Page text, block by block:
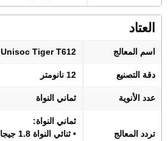
العتاد
اسم المعالج Unisoc Tiger T612
دقة التصنيع 12 نانومتر
عدد الأنوية ثماني النواة
تردد المعالج
ثماني النواة:
• ثنائي النواة 1.8 جيجاهرتز